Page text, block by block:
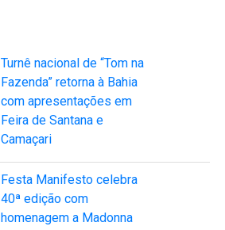
Turnê nacional de “Tom na
Fazenda” retorna à Bahia
com apresentações em
Feira de Santana e
Camaçari
Festa Manifesto celebra
40ª edição com
homenagem a Madonna